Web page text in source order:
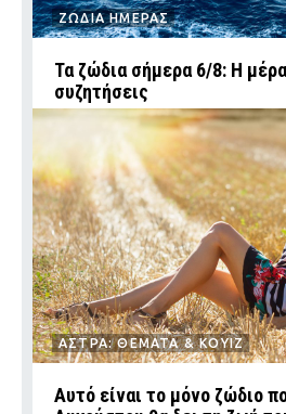
ΖΩΔΙΑ ΗΜΕΡΑΣ
Τα ζώδια σήμερα 6/8: Η
συζητήσεις
ΑΣΤΡΑ: ΘΕΜΑΤΑ & ΚΟΥΙΖ
Αυτό είναι το μόνο ζώδιο